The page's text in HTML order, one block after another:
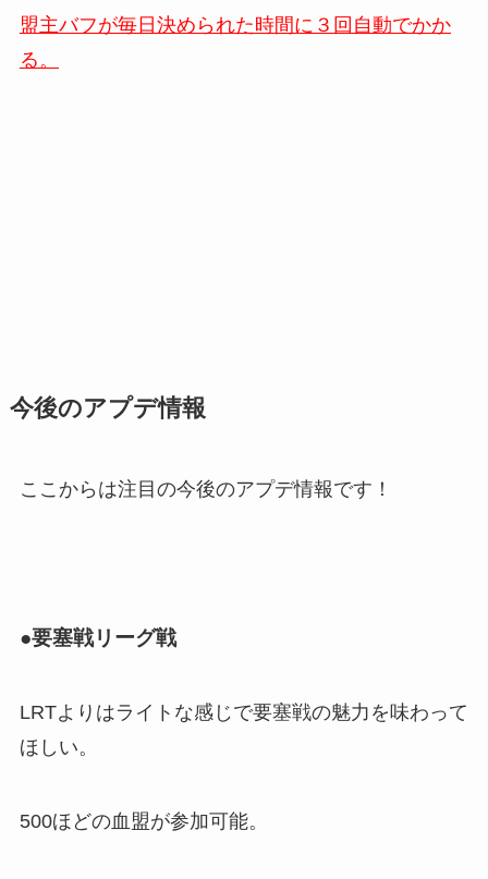
盟主バフが毎日決められた時間に３回自動でかか
る。
今後のアプデ情報
ここからは注目の今後のアプデ情報です！
●要塞戦リーグ戦
LRTよりはライトな感じで要塞戦の魅力を味わって
ほしい。
500ほどの血盟が参加可能。